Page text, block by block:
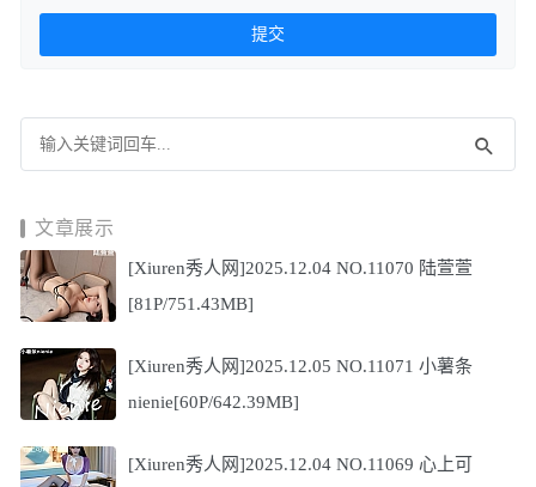
文章展示
[Xiuren秀人网]2025.12.04 NO.11070 陆萱萱
[81P/751.43MB]
[Xiuren秀人网]2025.12.05 NO.11071 小薯条
nienie[60P/642.39MB]
[Xiuren秀人网]2025.12.04 NO.11069 心上可